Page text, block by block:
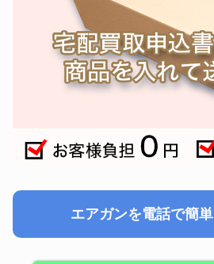
エアガンを電話で簡